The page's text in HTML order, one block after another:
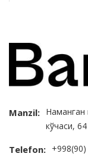
Manzil:
кўчаси,
Telefon: